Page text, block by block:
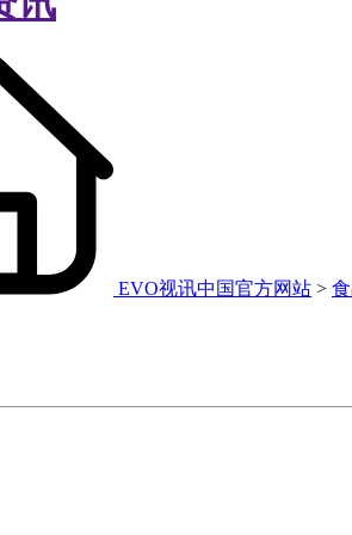
EVO视讯中国官方网站 >